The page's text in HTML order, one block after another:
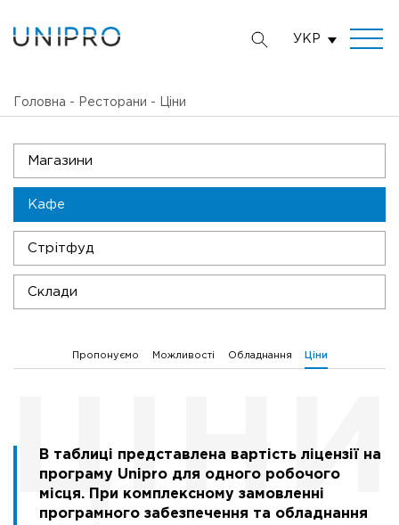
УКР
Головна - Ресторани - Ціни
Магазини
Кафе
Стрітфуд
Склади
Пропонуємо Можливості Обладнання Ціни
В таблиці представлена вартість ліцензії на
програму Unipro для одного робочого
місця. При комплексному замовленні
програмного забезпечення та обладнання